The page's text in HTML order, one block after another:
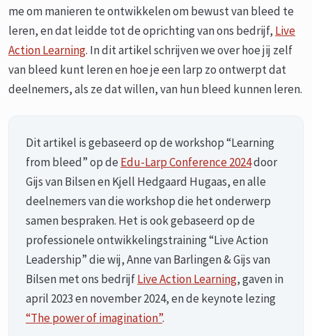
me om manieren te ontwikkelen om bewust van bleed te
leren, en dat leidde tot de oprichting van ons bedrijf, Live
Action Learning. In dit artikel schrijven we over hoe jij zelf
van bleed kunt leren en hoe je een larp zo ontwerpt dat
deelnemers, als ze dat willen, van hun bleed kunnen leren.
Dit artikel is gebaseerd op de workshop “Learning
from bleed” op de Edu-Larp Conference 2024door
Gijs van Bilsen en Kjell Hedgaard Hugaas, en alle
deelnemers van die workshop die het onderwerp
samen bespraken. Het is ook gebaseerd op de
professionele ontwikkelingstraining “Live Action
Leadership” die wij, Anne van Barlingen & Gijs van
Bilsen met ons bedrijfLive Action Learning, gaven in
april 2023 en november 2024, en de keynote lezing
“The power of imagination”.